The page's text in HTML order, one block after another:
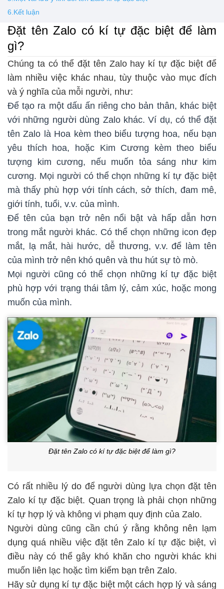
6.Kết luận
Đặt tên Zalo có kí tự đặc biệt để làm
gì?
Chúng ta có thể đặt tên Zalo hay kí tự đặc biệt để
làm nhiều việc khác nhau, tùy thuộc vào mục đích
và ý nghĩa của mỗi người, như:
Để tạo ra một dấu ấn riêng cho bản thân, khác biệt
với những người dùng Zalo khác. Ví dụ, có thể đặt
tên Zalo là Hoa kèm theo biểu tượng hoa, nếu bạn
yêu thích hoa, hoặc Kim Cương kèm theo biểu
tượng kim cương, nếu muốn tỏa sáng như kim
cương. Mọi người có thể chọn những kí tự đặc biệt
mà thấy phù hợp với tính cách, sở thích, đam mê,
giới tính, tuổi, v.v. của mình.
Để tên của bạn trở nên nổi bật và hấp dẫn hơn
trong mắt người khác. Có thể chọn những icon đẹp
mắt, lạ mắt, hài hước, dễ thương, v.v. để làm tên
của mình trở nên khó quên và thu hút sự tò mò.
Mọi người cũng có thể chọn những kí tự đặc biệt
phù hợp với trạng thái tâm lý, cảm xúc, hoặc mong
muốn của mình.
Đặt tên Zalo có kí tự đặc biệt để làm gì?
Có rất nhiều lý do để người dùng lựa chọn đặt tên
Zalo kí tự đặc biệt. Quan trọng là phải chọn những
kí tự hợp lý và không vi phạm quy định của Zalo.
Người dùng cũng cần chú ý rằng không nên lạm
dụng quá nhiều việc đặt tên Zalo kí tự đặc biệt, vì
điều này có thể gây khó khăn cho người khác khi
muốn liên lạc hoặc tìm kiếm bạn trên Zalo.
Hãy sử dụng kí tự đặc biệt một cách hợp lý và sáng